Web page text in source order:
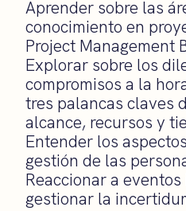
Aprender sobre las
conocimiento en
Project Management
Explorar sobre los
compromisos a la
tres palancas claves
alcance, recursos y
Entender los
gestión de las
Reaccionar a
gestionar la